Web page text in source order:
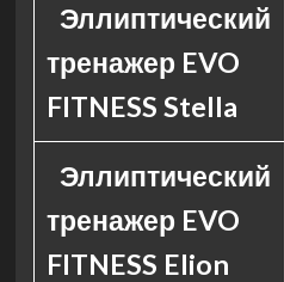
Эллиптический
тренажер EVO
FITNESS Stella
Эллиптический
тренажер EVO
FITNESS Elion